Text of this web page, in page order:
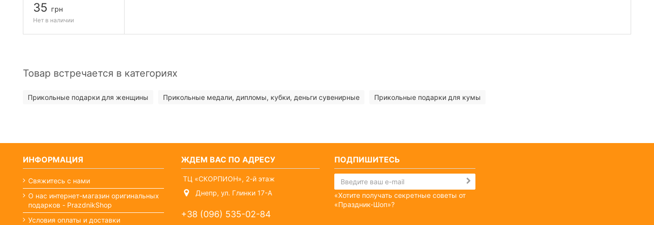
35 грн
Нет в наличии
Товар встречается в категориях
Прикольные подарки для женщины Прикольные медали, дипломы, кубки, деньги сувенирные Прикольные подарки для кумы
ИНФОРМАЦИЯ
Свяжитесь с нами
О нас интернет-магазин оригинальных
подарков - PrazdnikShop
Условия оплаты и доставки
ЖДЕМ ВАС ПО АДРЕСУ
ТЦ «СКОРПИОН», 2-й этаж
Днепр, ул. Глинки 17-А
+38 (096) 535-02-84
ПОДПИШИТЕСЬ
«Хотите получать секретные советы от
«Праздник-Шоп»?